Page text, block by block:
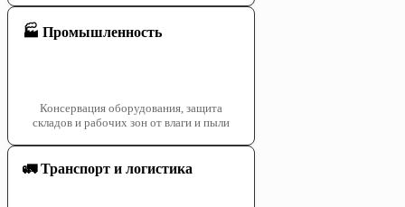
🏭 Промышленность
Консервация оборудования, защита
складов и рабочих зон от влаги и пыли
🚛 Транспорт и логистика